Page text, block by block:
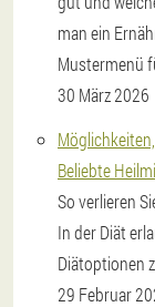
man ein
Mustermenü
30 März 2026
Beliebte
So verlieren
In der Diät
Diätoptionen
29 Februar